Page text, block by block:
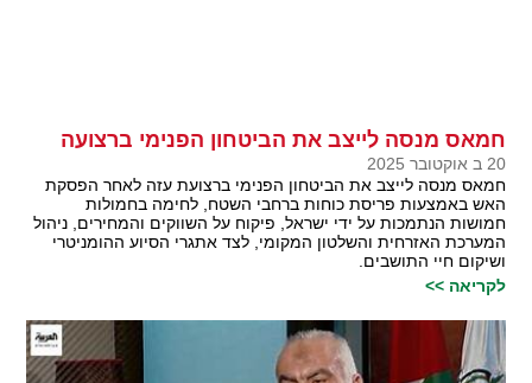
חמאס מנסה לייצב את הביטחון הפנימי ברצועה
20 ב אוקטובר 2025
חמאס מנסה לייצב את הביטחון הפנימי ברצועת עזה לאחר הפסקת
האש באמצעות פריסת כוחות ברחבי השטח, לחימה בחמולות
חמושות הנתמכות על ידי ישראל, פיקוח על השווקים והמחירים, ניהול
המערכת האזרחית והשלטון המקומי, לצד אתגרי הסיוע ההומניטרי
ושיקום חיי התושבים.
לקריאה >>